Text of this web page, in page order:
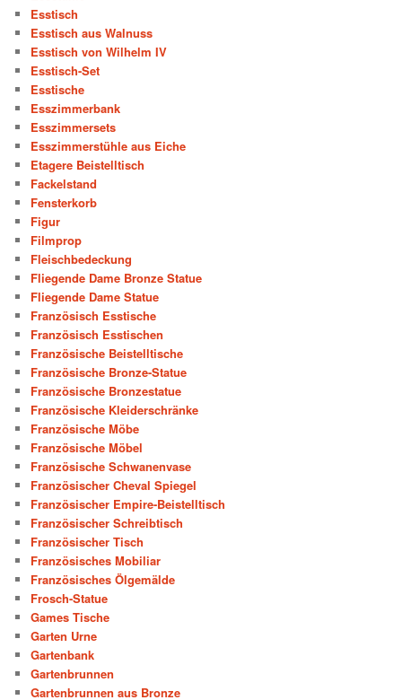
Esstisch
Esstisch aus Walnuss
Esstisch von Wilhelm IV
Esstisch-Set
Esstische
Esszimmerbank
Esszimmersets
Esszimmerstühle aus Eiche
Etagere Beistelltisch
Fackelstand
Fensterkorb
Figur
Filmprop
Fleischbedeckung
Fliegende Dame Bronze Statue
Fliegende Dame Statue
Französisch Esstische
Französisch Esstischen
Französische Beistelltische
Französische Bronze-Statue
Französische Bronzestatue
Französische Kleiderschränke
Französische Möbe
Französische Möbel
Französische Schwanenvase
Französischer Cheval Spiegel
Französischer Empire-Beistelltisch
Französischer Schreibtisch
Französischer Tisch
Französisches Mobiliar
Französisches Ölgemälde
Frosch-Statue
Games Tische
Garten Urne
Gartenbank
Gartenbrunnen
Gartenbrunnen aus Bronze